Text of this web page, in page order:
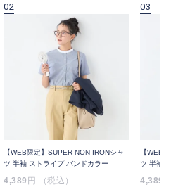
02
【WEB限定】SUPER NON-IRONシャ
ツ 半袖 ストライプ バンドカラー
4,389円 （税込）
03
【WEB
ツ 半袖
4,389